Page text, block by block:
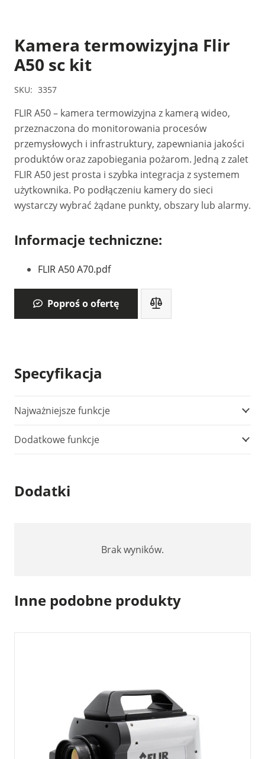
Kamera termowizyjna Flir
A50 sc kit
SKU: 3357
FLIR A50 – kamera termowizyjna z kamerą wideo,
przeznaczona do monitorowania procesów
przemysłowych i infrastruktury, zapewniania jakości
produktów oraz zapobiegania pożarom. Jedną z zalet
FLIR A50 jest prosta i szybka integracja z systemem
użytkownika. Po podłączeniu kamery do sieci
wystarczy wybrać żądane punkty, obszary lub alarmy.
Informacje techniczne:
FLIR A50 A70.pdf
Poproś o ofertę
Specyfikacja
Najważniejsze funkcje
Dodatkowe funkcje
Dodatki
Brak wyników.
Inne podobne produkty